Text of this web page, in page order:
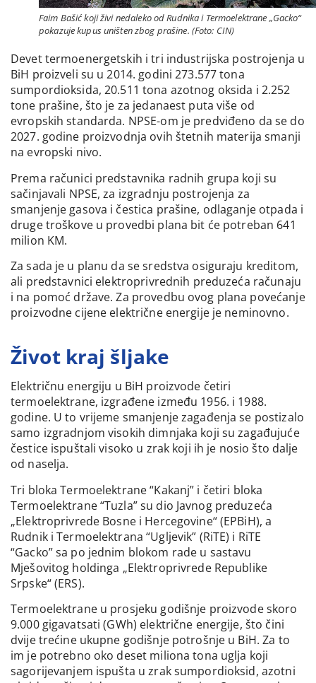
Faim Bašić koji živi nedaleko od Rudnika i Termoelektrane „Gacko“
pokazuje kupus uništen zbog prašine. (Foto: CIN)
Devet termoenergetskih i tri industrijska postrojenja u
BiH proizveli su u 2014. godini 273.577 tona
sumpordioksida, 20.511 tona azotnog oksida i 2.252
tone prašine, što je za jedanaest puta više od
evropskih standarda. NPSE-om je predviđeno da se do
2027. godine proizvodnja ovih štetnih materija smanji
na evropski nivo.
Prema računici predstavnika radnih grupa koji su
sačinjavali NPSE, za izgradnju postrojenja za
smanjenje gasova i čestica prašine, odlaganje otpada i
druge troškove u provedbi plana bit će potreban 641
milion KM.
Za sada je u planu da se sredstva osiguraju kreditom,
ali predstavnici elektroprivrednih preduzeća računaju
i na pomoć države. Za provedbu ovog plana povećanje
proizvodne cijene električne energije je neminovno.
Život kraj šljake
Električnu energiju u BiH proizvode četiri
termoelektrane, izgrađene između 1956. i 1988.
godine. U to vrijeme smanjenje zagađenja se postizalo
samo izgradnjom visokih dimnjaka koji su zagađujuće
čestice ispuštali visoko u zrak koji ih je nosio što dalje
od naselja.
Tri bloka Termoelektrane “Kakanj” i četiri bloka
Termoelektrane “Tuzla” su dio Javnog preduzeća
„Elektroprivrede Bosne i Hercegovine“ (EPBiH), a
Rudnik i Termoelektrana “Ugljevik” (RiTE) i RiTE
“Gacko” sa po jednim blokom rade u sastavu
Mješovitog holdinga „Elektroprivrede Republike
Srpske“ (ERS).
Termoelektrane u prosjeku godišnje proizvode skoro
9.000 gigavatsati (GWh) električne energije, što čini
dvije trećine ukupne godišnje potrošnje u BiH. Za to
im je potrebno oko deset miliona tona uglja koji
sagorijevanjem ispušta u zrak sumpordioksid, azotni